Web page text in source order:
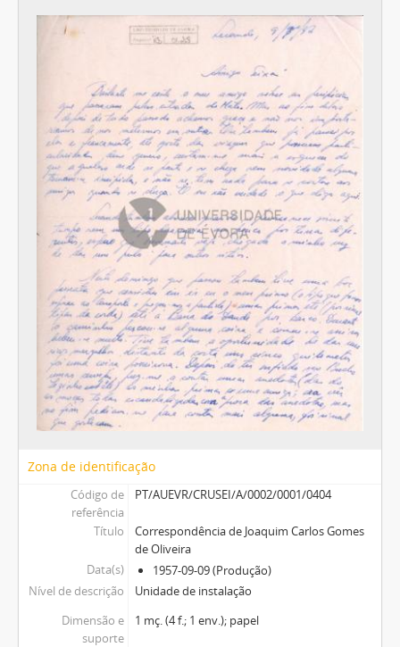
Zona de identificação
Código de
referência
PT/AUEVR/CRUSEI/A/0002/0001/0404
Título
Correspondência de Joaquim Carlos Gomes
de Oliveira
Data(s)
1957-09-09 (Produção)
Nível de descrição
Unidade de instalação
Dimensão e
suporte
1 mç. (4 f.; 1 env.); papel